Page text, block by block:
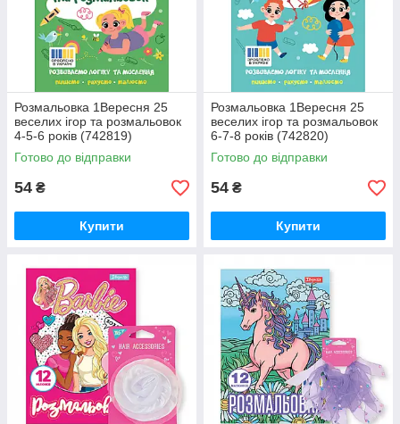
Розмальовка 1Вересня 25
веселих ігор та розмальовок
4-5-6 років (742819)
Готово до відправки
54 ₴
Купити
Розмальовка 1Вересня 25
веселих ігор та розмальовок
6-7-8 років (742820)
Готово до відправки
54 ₴
Купити